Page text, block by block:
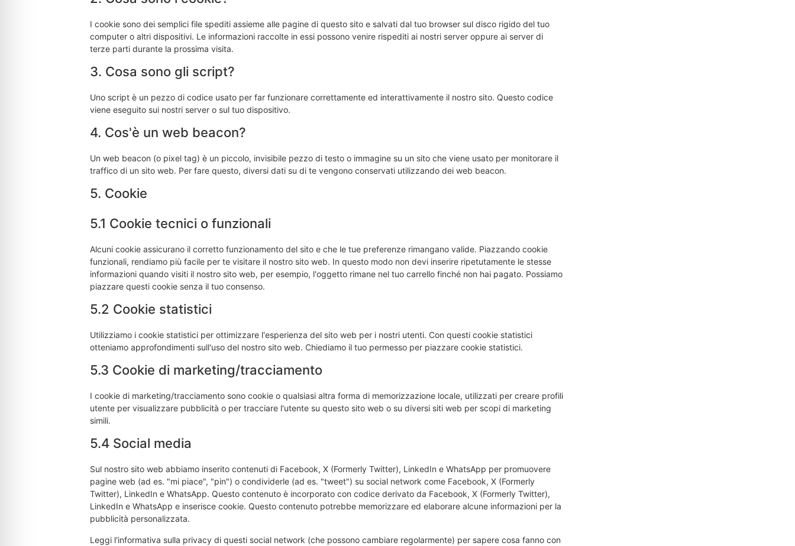
I cookie sono dei semplici file spediti assieme alle pagine di questo sito e salvati dal tuo browser sul disco rigido del tuo
computer o altri dispositivi. Le informazioni raccolte in essi possono venire rispediti ai nostri server oppure ai server di
terze parti durante la prossima visita.
3. Cosa sono gli script?
Uno script è un pezzo di codice usato per far funzionare correttamente ed interattivamente il nostro sito. Questo codice
viene eseguito sui nostri server o sul tuo dispositivo.
4. Cos'è un web beacon?
Un web beacon (o pixel tag) è un piccolo, invisibile pezzo di testo o immagine su un sito che viene usato per monitorare il
traffico di un sito web. Per fare questo, diversi dati su di te vengono conservati utilizzando dei web beacon.
5. Cookie
5.1 Cookie tecnici o funzionali
Alcuni cookie assicurano il corretto funzionamento del sito e che le tue preferenze rimangano valide. Piazzando cookie
funzionali, rendiamo più facile per te visitare il nostro sito web. In questo modo non devi inserire ripetutamente le stesse
informazioni quando visiti il nostro sito web, per esempio, l'oggetto rimane nel tuo carrello finché non hai pagato. Possiamo
piazzare questi cookie senza il tuo consenso.
5.2 Cookie statistici
Utilizziamo i cookie statistici per ottimizzare l'esperienza del sito web per i nostri utenti. Con questi cookie statistici
otteniamo approfondimenti sull'uso del nostro sito web. Chiediamo il tuo permesso per piazzare cookie statistici.
5.3 Cookie di marketing/tracciamento
I cookie di marketing/tracciamento sono cookie o qualsiasi altra forma di memorizzazione locale, utilizzati per creare profili
utente per visualizzare pubblicità o per tracciare l'utente su questo sito web o su diversi siti web per scopi di marketing
simili.
5.4 Social media
Sul nostro sito web abbiamo inserito contenuti di Facebook, X (Formerly Twitter), LinkedIn e WhatsApp per promuovere
pagine web (ad es. "mi piace", "pin") o condividerle (ad es. "tweet") su social network come Facebook, X (Formerly
Twitter), LinkedIn e WhatsApp. Questo contenuto è incorporato con codice derivato da Facebook, X (Formerly Twitter),
LinkedIn e WhatsApp e inserisce cookie. Questo contenuto potrebbe memorizzare ed elaborare alcune informazioni per la
pubblicità personalizzata.
Leggi l'informativa sulla privacy di questi social network (che possono cambiare regolarmente) per sapere cosa fanno con